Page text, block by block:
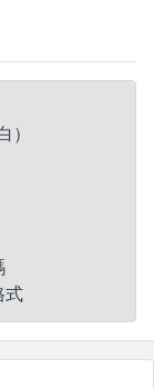
式